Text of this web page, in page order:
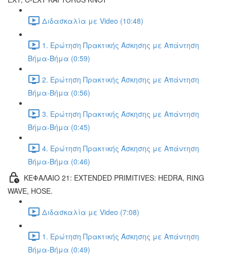
Διδασκαλία με Video (10:48)
1. Ερώτηση Πρακτικής Άσκησης με Απάντηση
Βήμα-Βήμα (0:59)
2. Ερώτηση Πρακτικής Άσκησης με Απάντηση
Βήμα-Βήμα (0:56)
3. Ερώτηση Πρακτικής Άσκησης με Απάντηση
Βήμα-Βήμα (0:45)
4. Ερώτηση Πρακτικής Άσκησης με Απάντηση
Βήμα-Βήμα (0:46)
ΚΕΦΑΛΑΙΟ 21: EXTENDED PRIMITIVES: HEDRA, RING
WAVE, HOSE.
Διδασκαλία με Video (7:08)
1. Ερώτηση Πρακτικής Άσκησης με Απάντηση
Βήμα-Βήμα (0:49)